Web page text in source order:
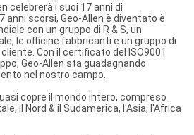
celebrerà i suoi 17 anni di
anni scorsi, Geo-Allen è diventato è
con un gruppo di R & S, un
le officine fabbricanti e un gruppo di
Con il certificato del ISO9001
Geo-Allen sta guadagnando
nel nostro campo.
copre il mondo intero, compreso
il Nord & il Sudamerica, l'Asia, l'Africa